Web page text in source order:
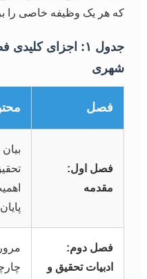
که هر یک وظیفه خاصی را
جدول ۱: اجزای
شهری
فصل
فصل اول:
مقدمه
فصل دوم:
ادبیات تحقیق و